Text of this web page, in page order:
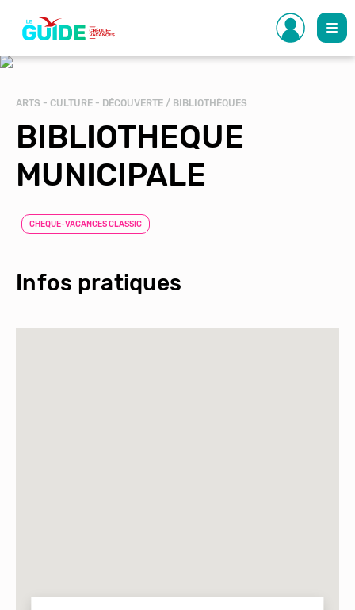
contenu
principal
ARTS - CULTURE - DÉCOUVERTE / BIBLIOTHÈQUES
BIBLIOTHEQUE
MUNICIPALE
CHEQUE-VACANCES CLASSIC
Infos pratiques